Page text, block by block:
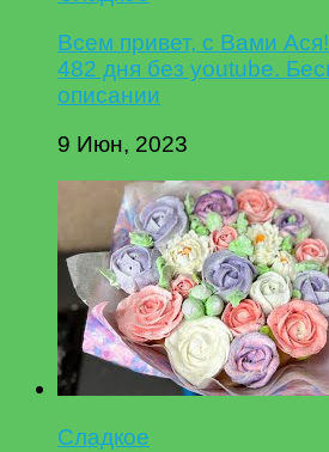
Всем привет, с Вами
482 дня без youtube.
описании
9 Июн, 2023
Сладкое